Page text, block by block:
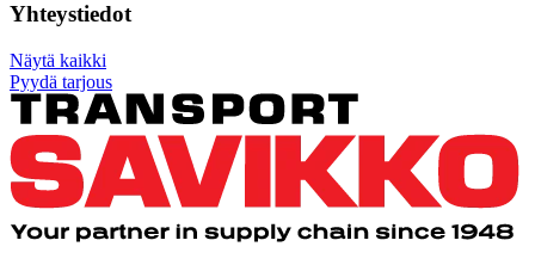
Yhteystiedot
Näytä kaikki
Pyydä tarjous